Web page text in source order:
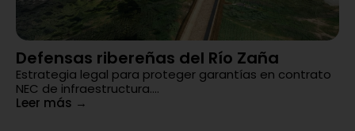
Defensas ribereñas del Río Zaña
Estrategia legal para proteger garantías en contrato
NEC de infraestructura....
Leer más →